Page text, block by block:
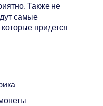
Также не
самые
придется